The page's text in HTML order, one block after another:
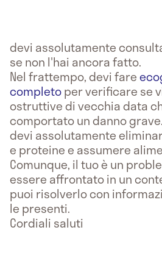
devi assolutamente
se non l'hai ancora fatto.
Nel frattempo, devi fare
completoper verificare se
ostruttive di vecchia data
comportato un danno
devi assolutamente
e proteine e assumere
Comunque, il tuo è un
essere affrontato in un
puoi risolverlo con
le presenti.
Cordiali saluti